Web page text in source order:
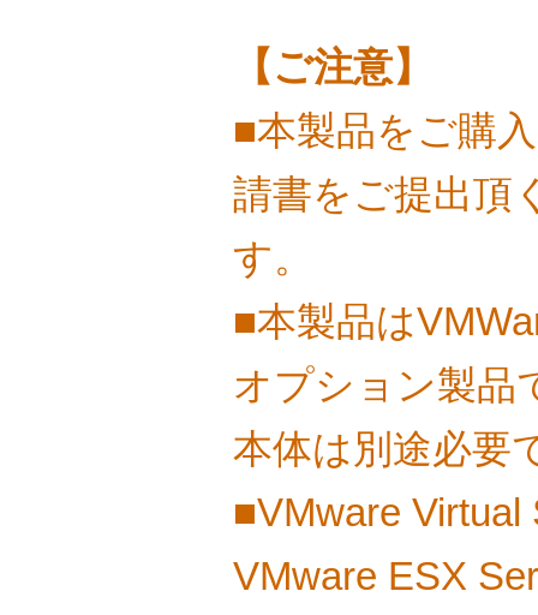
【ご注意】
■本製品をご購
請書をご提出頂
す。
■本製品は
オプション製品
本体は別途必要
■VMware
VMware ESX